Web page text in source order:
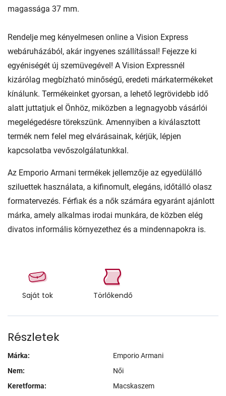
magassága 37 mm.
Rendelje meg kényelmesen online a Vision Express
webáruházából, akár ingyenes szállítással! Fejezze ki
egyéniségét új szemüvegével! A Vision Expressnél
kizárólag megbízható minőségű, eredeti márkatermékeket
kínálunk. Termékeinket gyorsan, a lehető legrövidebb idő
alatt juttatjuk el Önhöz, miközben a legnagyobb vásárlói
megelégedésre törekszünk. Amennyiben a kiválasztott
termék nem felel meg elvárásainak, kérjük, lépjen
kapcsolatba vevőszolgálatunkkal.
Az Emporio Armani termékek jellemzője az egyedülálló
sziluettek használata, a kifinomult, elegáns, időtálló olasz
formatervezés. Férfiak és a nők számára egyaránt ajánlott
márka, amely alkalmas irodai munkára, de közben elég
divatos informális környezethez és a mindennapokra is.
Saját tok Törlőkendő
Részletek
Márka:
Emporio Armani
Nem:
Női
Keretforma:
Macskaszem